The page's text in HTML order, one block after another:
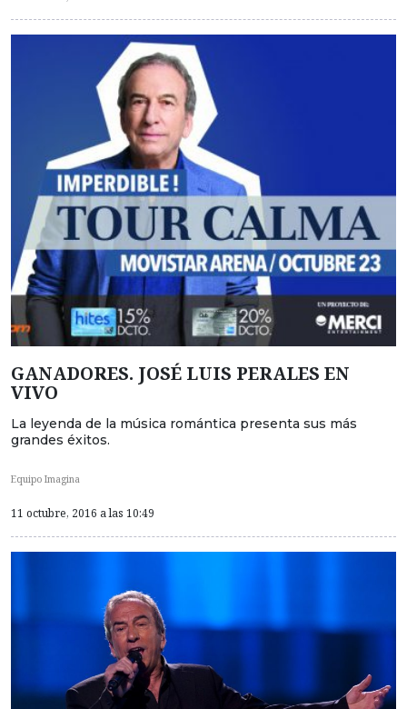
GANADORES. JOSÉ LUIS PERALES EN
VIVO
La leyenda de la música romántica presenta sus más
grandes éxitos.
Equipo Imagina
11 octubre, 2016 a las 10:49